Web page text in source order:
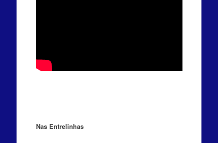
Nas Entrelinhas